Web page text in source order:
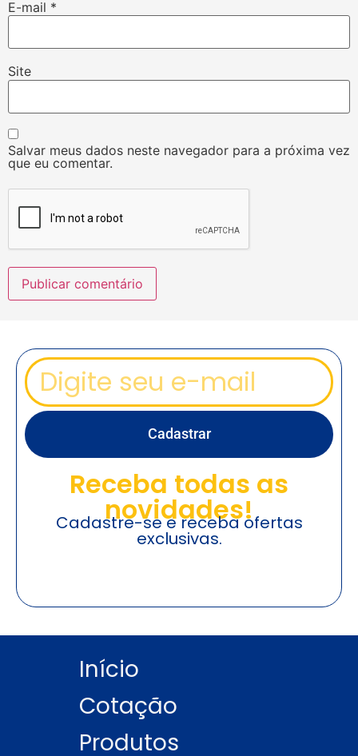
E-mail *
Site
Salvar meus dados neste navegador para a próxima vez
que eu comentar.
Cadastrar
Receba todas as
novidades!
Cadastre-se e receba ofertas
exclusivas.
Início
Cotação
Produtos